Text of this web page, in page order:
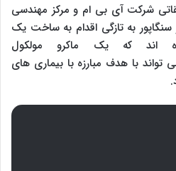
شرکت آی بی ام و مرکز مهندسی
سنگاپور به تازگی اقدام به ساخت یک
اند که یک ماکرو مولکول
با هدف مبارزه با بیماری های